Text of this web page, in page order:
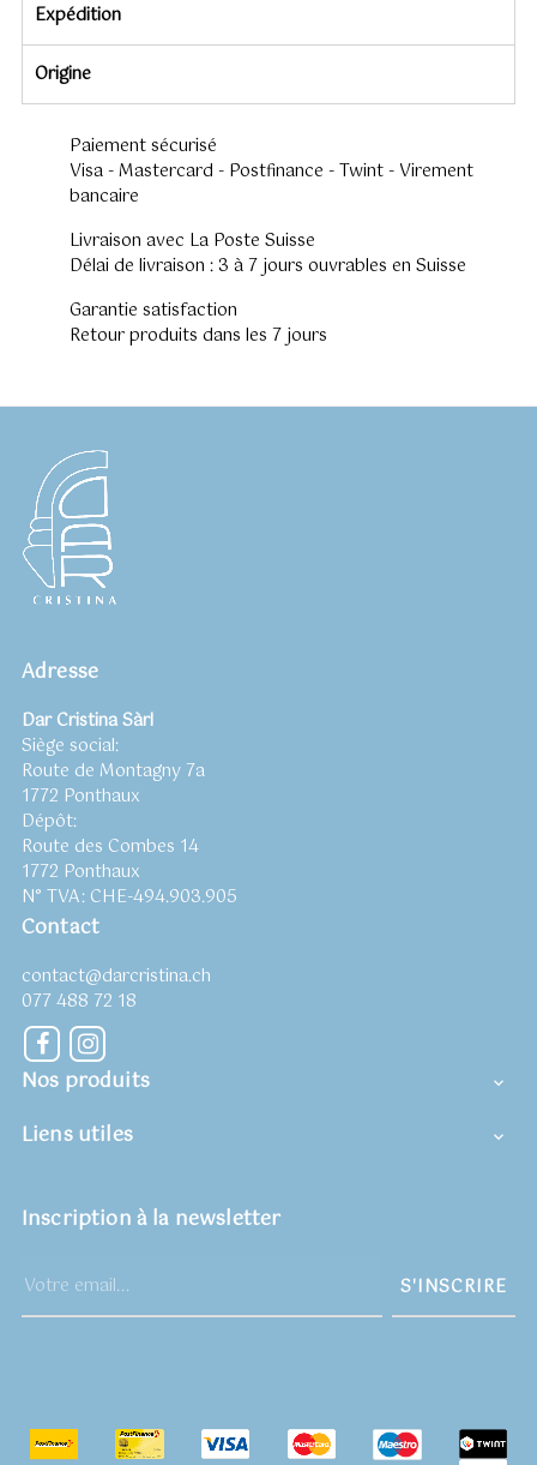
Expédition
Origine
Paiement sécurisé
Visa - Mastercard - Postfinance - Twint - Virement
bancaire
Livraison avec La Poste Suisse
Délai de livraison : 3 à 7 jours ouvrables en Suisse
Garantie satisfaction
Retour produits dans les 7 jours
Adresse
Dar Cristina Sàrl
Siège social:
Route de Montagny 7a
1772 Ponthaux
Dépôt:
Route des Combes 14
1772 Ponthaux
N° TVA: CHE-494.903.905
Contact
contact@darcristina.ch
077 488 72 18
Facebook
Nos produits 
Liens utiles 
Inscription à la newsletter
S'INSCRIRE